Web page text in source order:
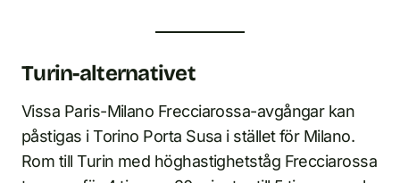
Turin-alternativet
Vissa Paris-Milano Frecciarossa-avgångar kan
påstigas i Torino Porta Susa i stället för Milano.
Rom till Turin med höghastighetståg Frecciarossa